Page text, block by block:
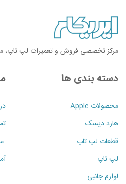
مرکز تخصصی فروش و تعمیرات لپ تاپ،
دسته بندی ها
محصولات Apple
هارد دیسک
قطعات لپ تاپ
لپ تاپ
لوازم جانبی